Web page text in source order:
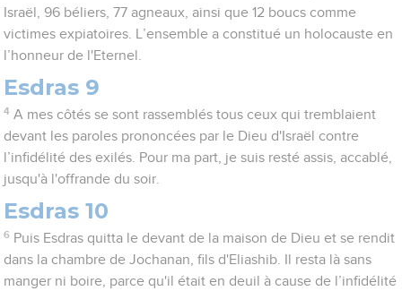
Israël, 96 béliers, 77 agneaux, ainsi que 12 boucs comme
victimes expiatoires. L’ensemble a constitué un holocauste en
l’honneur de l'Eternel.
Esdras 9
4 A mes côtés se sont rassemblés tous ceux qui tremblaient
devant les paroles prononcées par le Dieu d'Israël contre
l’infidélité des exilés. Pour ma part, je suis resté assis, accablé,
jusqu'à l'offrande du soir.
Esdras 10
6 Puis Esdras quitta le devant de la maison de Dieu et se rendit
dans la chambre de Jochanan, fils d'Eliashib. Il resta là sans
manger ni boire, parce qu'il était en deuil à cause de l’infidélité